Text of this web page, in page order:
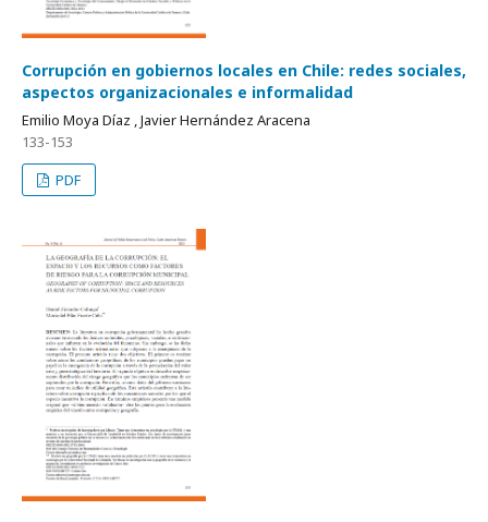
Corrupción en gobiernos locales en Chile: redes sociales,
aspectos organizacionales e informalidad
Emilio Moya Díaz , Javier Hernández Aracena
133-153
PDF